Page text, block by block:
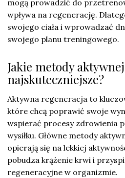
mogą prowadzić do
wpływa na regenerację.
swojego ciała i wprowadzać
swojego planu treningowego.
Jakie metody
najskuteczniejsze?
Aktywna regeneracja to
które chcą poprawić swoje
wspierać procesy zdrowienia
wysiłku. Główne metody
opierają się na lekkiej
pobudza krążenie krwi i
regeneracyjne w organizmie.